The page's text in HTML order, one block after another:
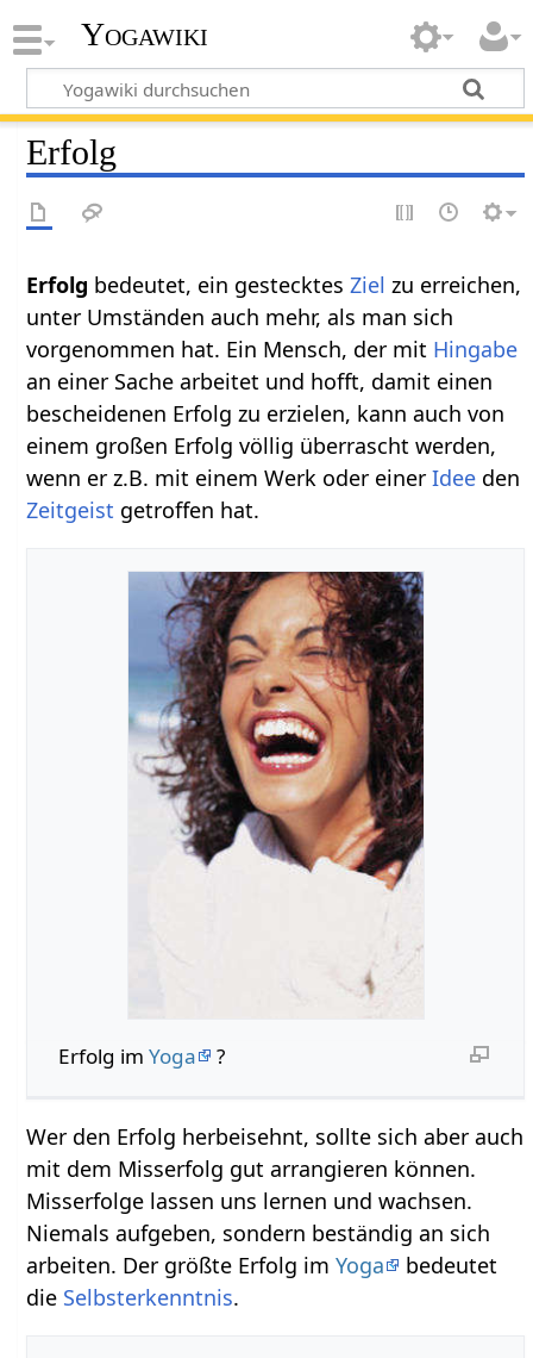
Yogawiki
Erfolg
Erfolg bedeutet, ein gestecktesZiel zu erreichen,
unter Umständen auch mehr, als man sich
vorgenommen hat. Ein Mensch, der mit Hingabe
an einer Sache arbeitet und hofft, damit einen
bescheidenen Erfolg zu erzielen, kann auch von
einem großen Erfolg völlig überrascht werden,
wenn er z.B. mit einem Werk oder einerIdee den
Zeitgeist getroffen hat.
Erfolg im Yoga ?
Wer den Erfolg herbeisehnt, sollte sich aber auch
mit dem Misserfolg gut arrangieren können.
Misserfolge lassen uns lernen und wachsen.
Niemals aufgeben, sondern beständig an sich
arbeiten. Der größte Erfolg imYoga
bedeutet
die Selbsterkenntnis.